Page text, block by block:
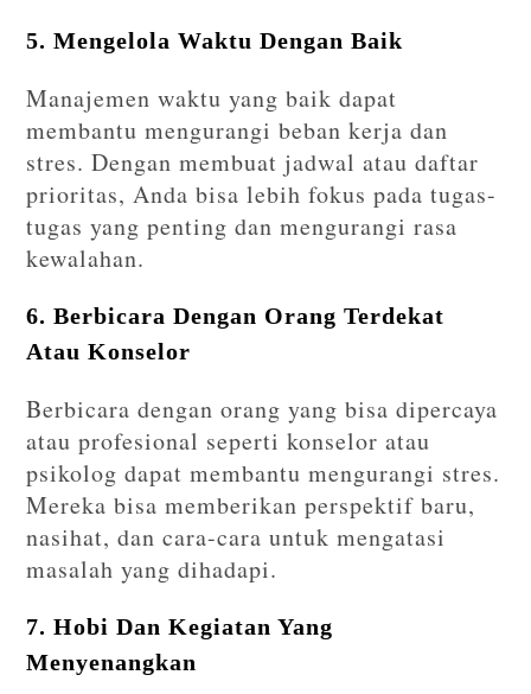
5. Mengelola Waktu Dengan Baik
Manajemen waktu yang baik dapat
membantu mengurangi beban kerja dan
stres. Dengan membuat jadwal atau daftar
prioritas, Anda bisa lebih fokus pada tugas-
tugas yang penting dan mengurangi rasa
kewalahan.
6. Berbicara Dengan Orang Terdekat
Atau Konselor
Berbicara dengan orang yang bisa dipercaya
atau profesional seperti konselor atau
psikolog dapat membantu mengurangi stres.
Mereka bisa memberikan perspektif baru,
nasihat, dan cara-cara untuk mengatasi
masalah yang dihadapi.
7. Hobi Dan Kegiatan Yang
Menyenangkan